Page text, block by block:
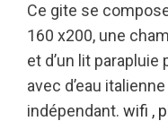
Ce gite se
160 x200, une
et d’un lit parapluie
avec d’eau
indépendant. wifi ,